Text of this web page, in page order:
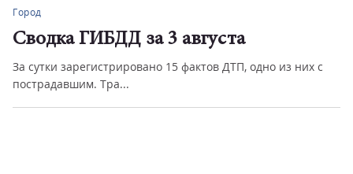
Город
Сводка ГИБДД за 3 августа
За сутки зарегистрировано 15 фактов ДТП, одно из них с
пострадавшим. Тра...